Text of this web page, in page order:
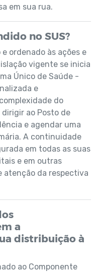
em sua rua.
no SUS?
ordenado às ações e
vigente se inicia
Único de Saúde -
e
do
dirigir ao Posto de
e agendar uma
A continuidade
em todas as suas
e em outras
atenção da respectiva
a
distribuição à
ao Componente